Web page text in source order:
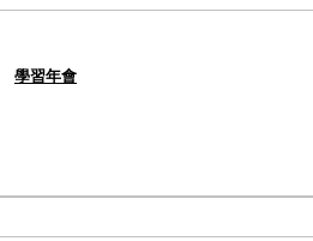
學習年會